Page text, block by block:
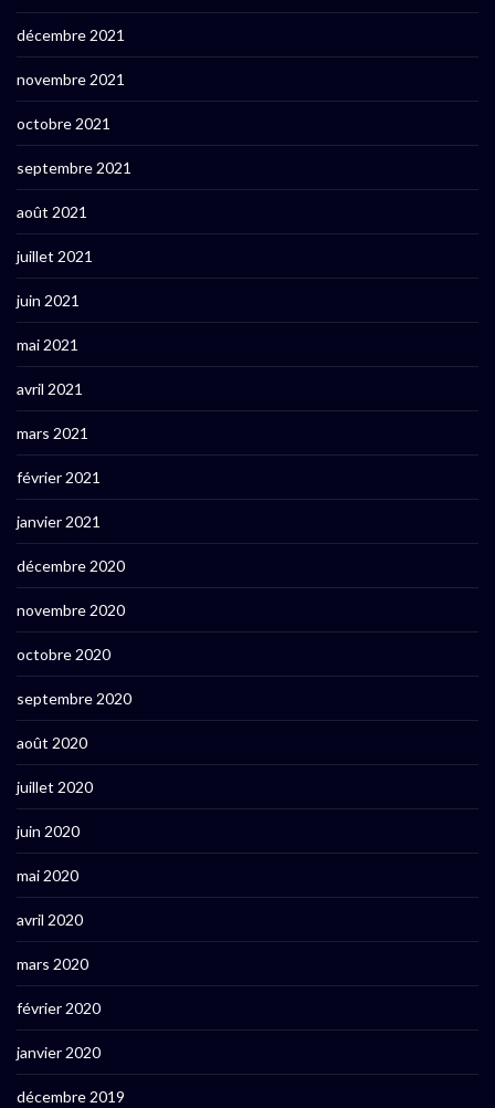
décembre 2021
novembre 2021
octobre 2021
septembre 2021
août 2021
juillet 2021
juin 2021
mai 2021
avril 2021
mars 2021
février 2021
janvier 2021
décembre 2020
novembre 2020
octobre 2020
septembre 2020
août 2020
juillet 2020
juin 2020
mai 2020
avril 2020
mars 2020
février 2020
janvier 2020
décembre 2019